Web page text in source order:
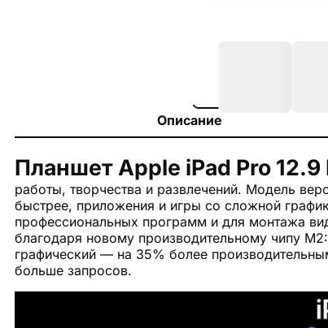
Описание
Планшет Apple iPad Pro
работы, творчества и развлечений. Модель
быстрее, приложения и игры со сложной
профессиональных программ и для монтажа
благодаря новому производительному чипу
графический — на 35% более
больше запросов.